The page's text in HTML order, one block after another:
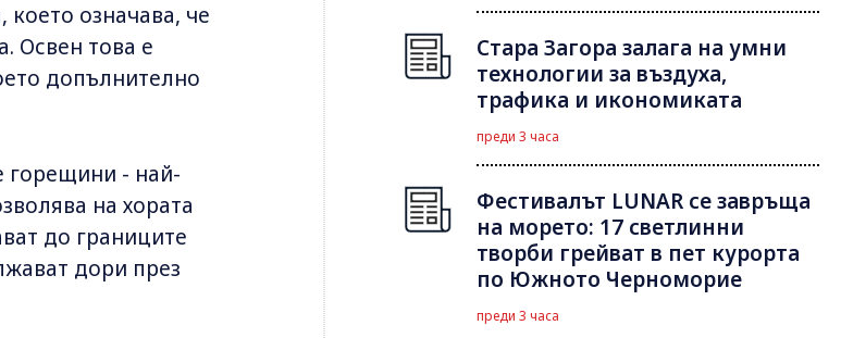
означава, че
Освен това е
допълнително
горещини - най-
на хората
до границите
дори през
Стара Загора залага на умни
технологии за въздуха,
трафика и икономиката
преди 3 часа
Фестивалът LUNAR се завръща
на морето: 17 светлинни
творби грейват в пет курорта
по Южното Черноморие
преди 3 часа